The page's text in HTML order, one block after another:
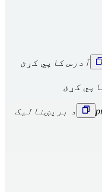
آدرس کاپي کړئ
کړئ
د بریښنالیک